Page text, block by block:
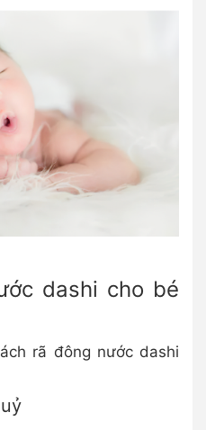
dashi cho bé
rã đông nước dashi